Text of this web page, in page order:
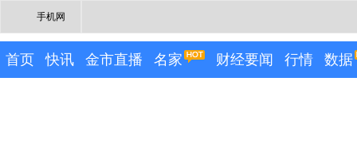
手机网
首页 快讯 金市直播 名家 财经要闻 行情 数据